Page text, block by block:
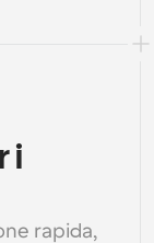
i
rapida,